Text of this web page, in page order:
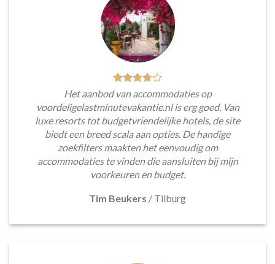
Het aanbod van accommodaties op
voordeligelastminutevakantie.nl is erg goed. Van
luxe resorts tot budgetvriendelijke hotels, de site
biedt een breed scala aan opties. De handige
zoekfilters maakten het eenvoudig om
accommodaties te vinden die aansluiten bij mijn
voorkeuren en budget.
Tim Beukers / Tilburg